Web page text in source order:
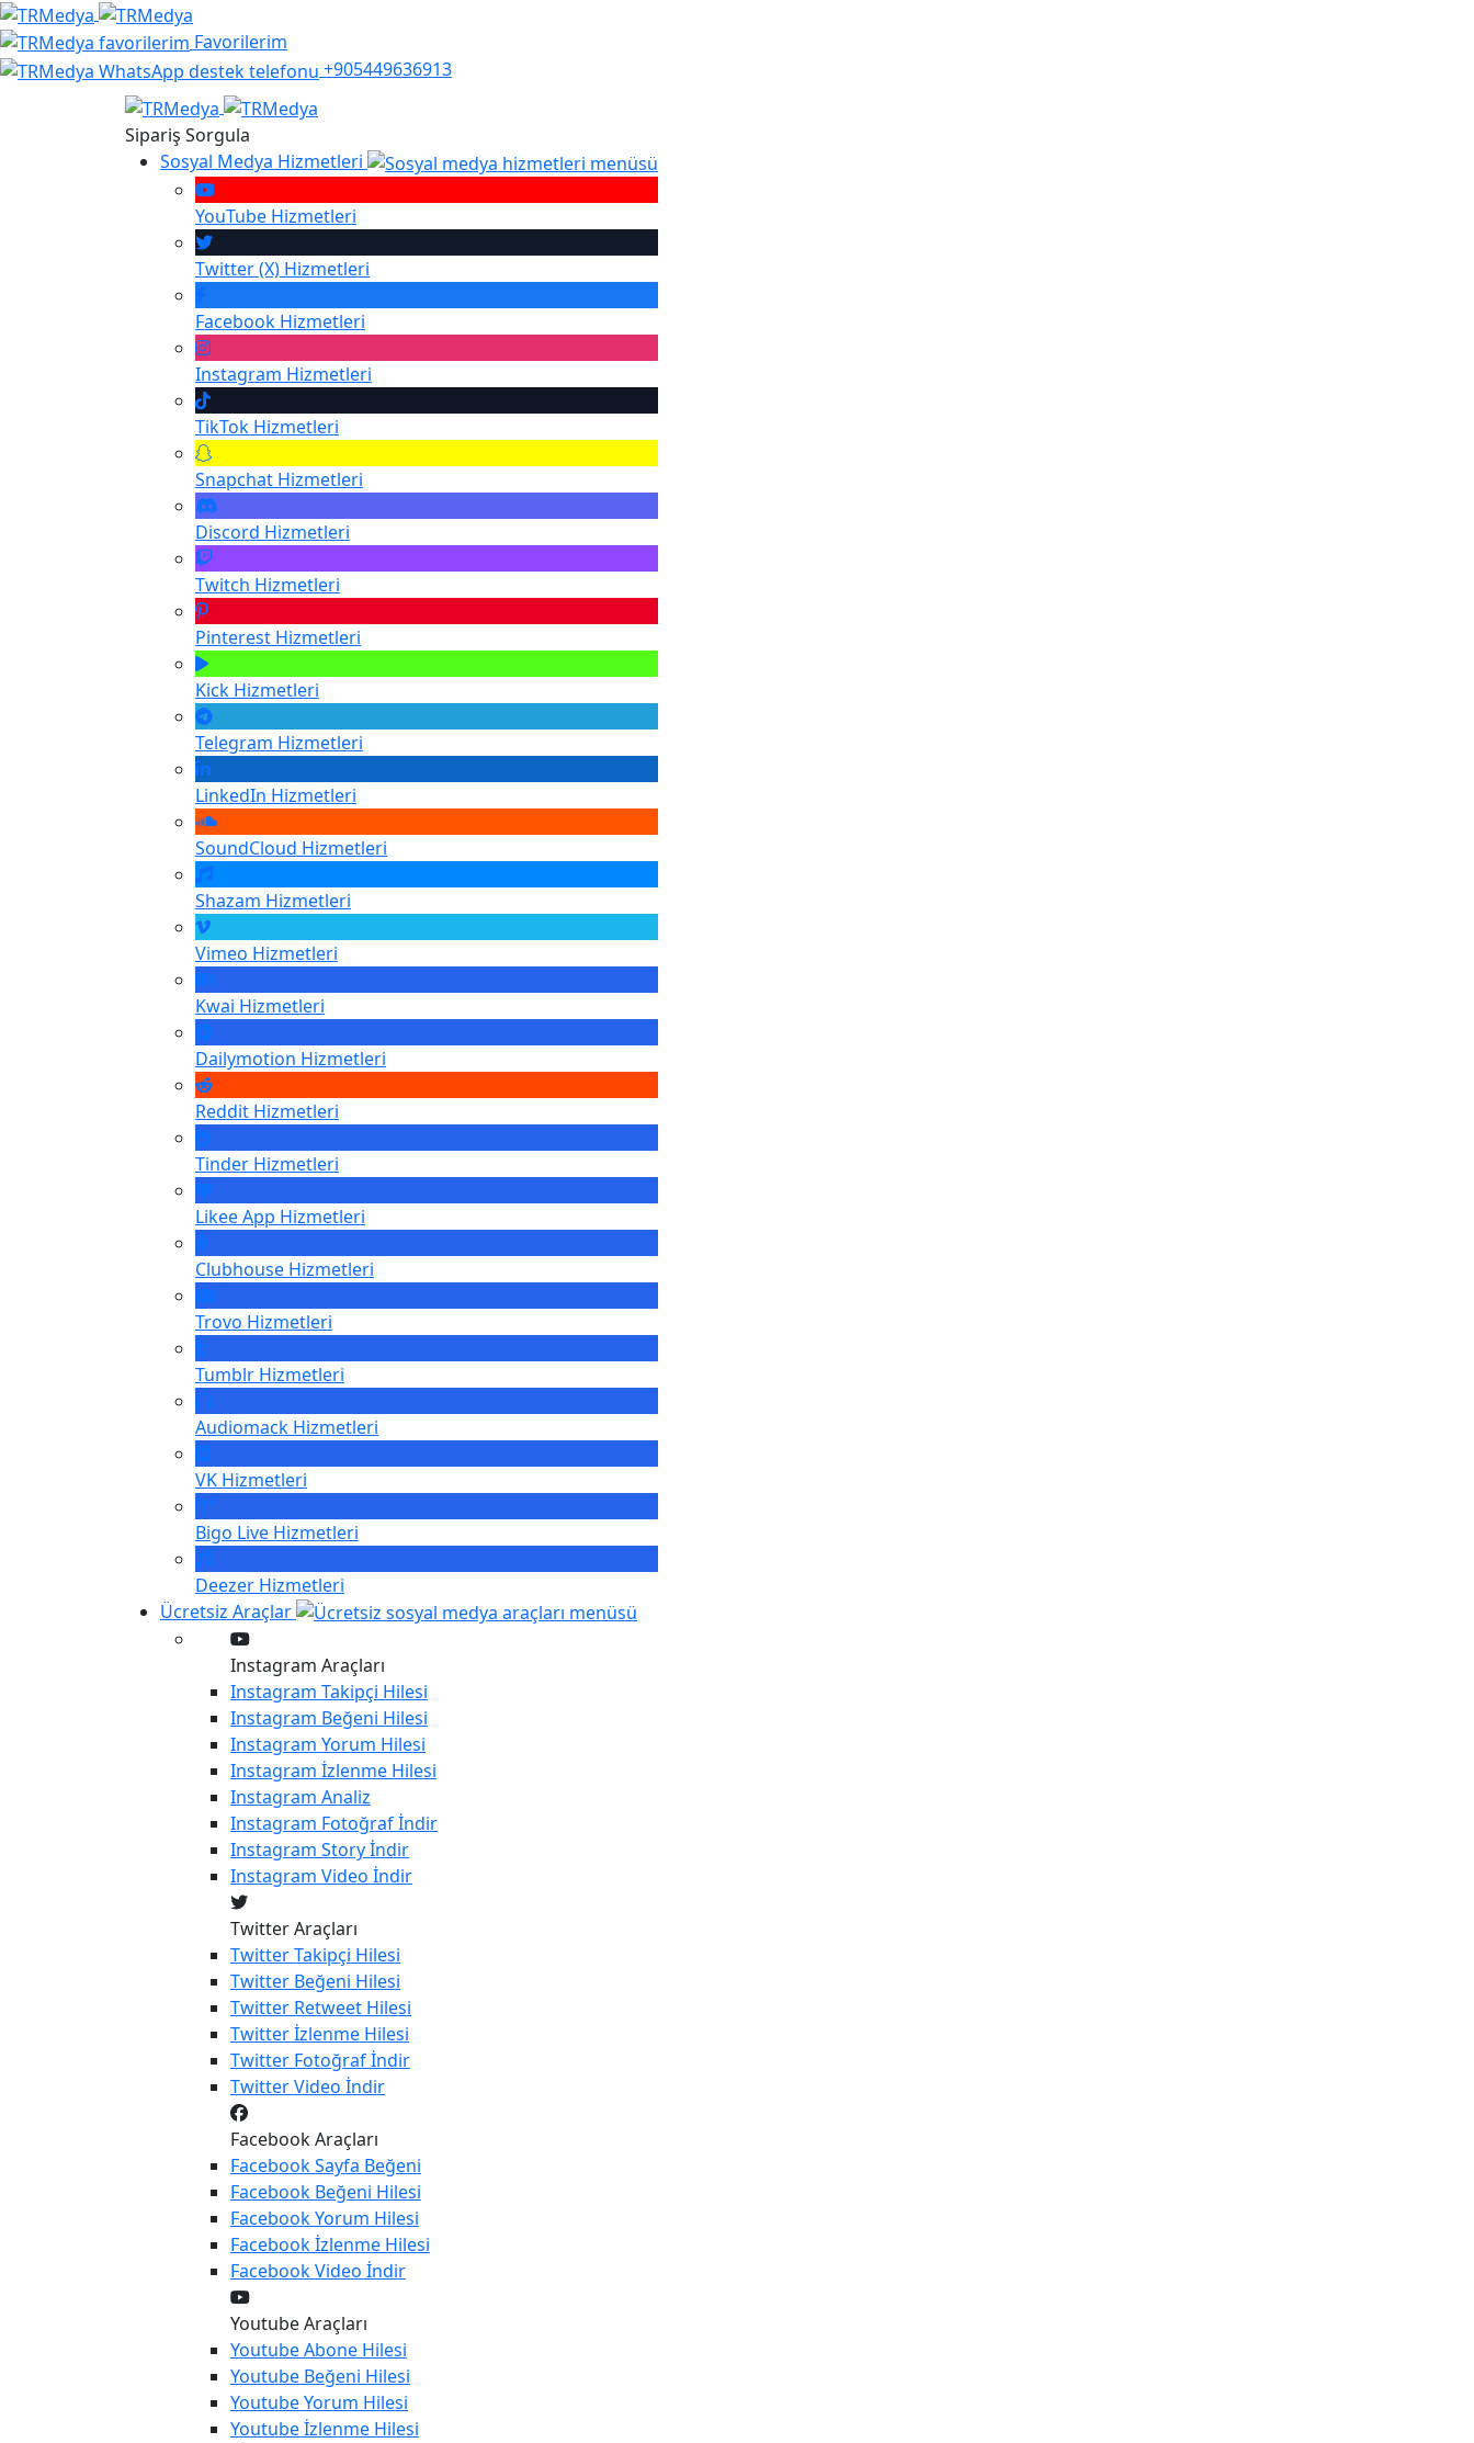
Favorilerim
+905449636913
Sipariş Sorgula
Sosyal Medya Hizmetleri
YouTube Hizmetleri
Twitter (X) Hizmetleri
Facebook Hizmetleri
Instagram Hizmetleri
TikTok Hizmetleri
Snapchat Hizmetleri
Discord Hizmetleri
Twitch Hizmetleri
Pinterest Hizmetleri
Kick Hizmetleri
Telegram Hizmetleri
LinkedIn Hizmetleri
SoundCloud Hizmetleri
Shazam Hizmetleri
Vimeo Hizmetleri
Kwai Hizmetleri
Dailymotion Hizmetleri
Reddit Hizmetleri
Tinder Hizmetleri
Likee App Hizmetleri
Clubhouse Hizmetleri
Trovo Hizmetleri
Tumblr Hizmetleri
Audiomack Hizmetleri
VK Hizmetleri
Bigo Live Hizmetleri
Deezer Hizmetleri
Ücretsiz Araçlar
Instagram Araçları
Instagram Takipçi Hilesi
Instagram Beğeni Hilesi
Instagram Yorum Hilesi
Instagram İzlenme Hilesi
Instagram Analiz
Instagram Fotoğraf İndir
Instagram Story İndir
Instagram Video İndir
Twitter Araçları
TwitterTakipçi Hilesi
Twitter Beğeni Hilesi
Twitter Retweet Hilesi
Twitterİzlenme Hilesi
Twitter Fotoğraf İndir
TwitterVideo İndir
Facebook Araçları
FacebookSayfa Beğeni
Facebook Beğeni Hilesi
FacebookYorum Hilesi
Facebookİzlenme Hilesi
FacebookVideo İndir
Youtube Araçları
YoutubeAbone Hilesi
Youtube Beğeni Hilesi
YoutubeYorum Hilesi
Youtubeİzlenme Hilesi